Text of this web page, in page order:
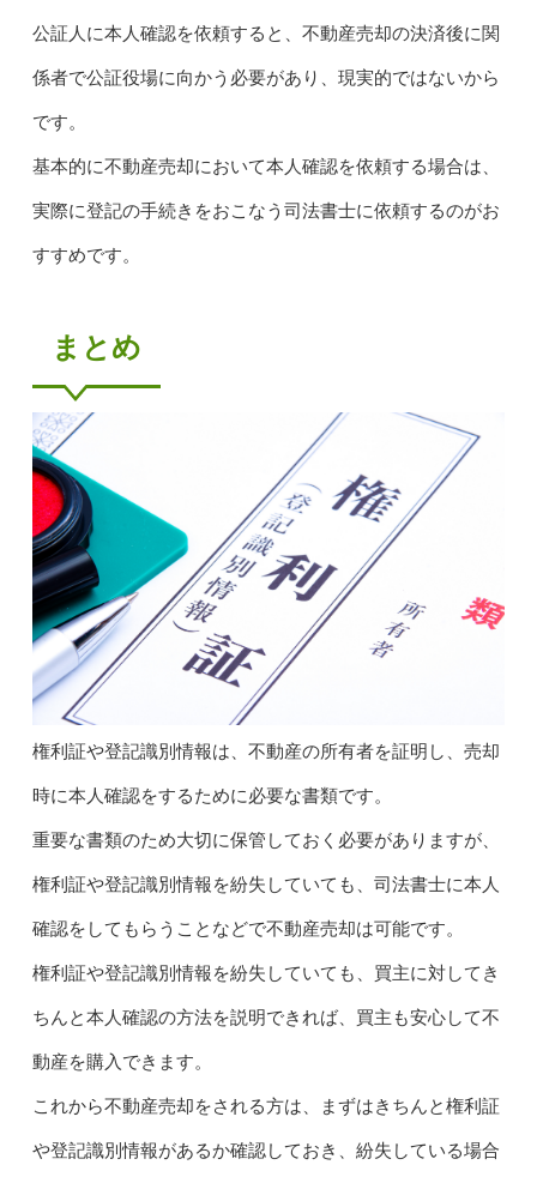
公証人に本人確認を依頼すると、不動産売却の決済後に関
係者で公証役場に向かう必要があり、現実的ではないから
です。
基本的に不動産売却において本人確認を依頼する場合は、
実際に登記の手続きをおこなう司法書士に依頼するのがお
すすめです。
まとめ
権利証や登記識別情報は、不動産の所有者を証明し、売却
時に本人確認をするために必要な書類です。
重要な書類のため大切に保管しておく必要がありますが、
権利証や登記識別情報を紛失していても、司法書士に本人
確認をしてもらうことなどで不動産売却は可能です。
権利証や登記識別情報を紛失していても、買主に対してき
ちんと本人確認の方法を説明できれば、買主も安心して不
動産を購入できます。
これから不動産売却をされる方は、まずはきちんと権利証
や登記識別情報があるか確認しておき、紛失している場合